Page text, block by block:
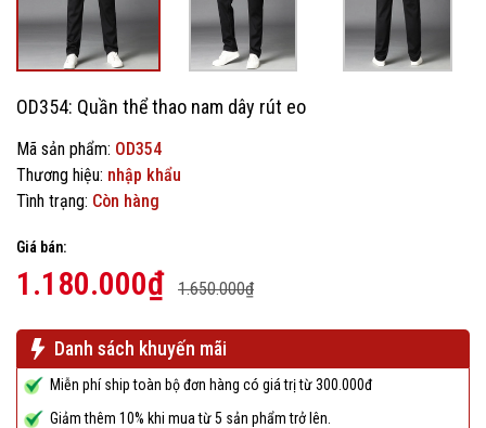
OD354: Quần thể thao nam dây rút eo
Mã sản phẩm: OD354
Thương hiệu: nhập khẩu
Tình trạng: Còn hàng
Giá bán:
1.180.000₫ 1.650.000₫
Danh sách khuyến mãi
Miễn phí ship toàn bộ đơn hàng có giá trị từ 300.000đ
Giảm thêm 10% khi mua từ 5 sản phẩm trở lên.